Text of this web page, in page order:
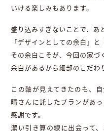
いける楽しみもあります。
盛り込みすぎないことで、あ
「デザインとしての余白」と
その余白こそが、今回の家づ
余白があるから細部のこだわ
この軸が見えてきたのも、
晴さんに託したプランがあ
感謝です。
潔い引き算の線に出会って